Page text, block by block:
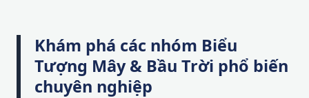
Khám phá các nhóm Biểu
Tượng Mây & Bầu Trời phổ biến
chuyên nghiệp